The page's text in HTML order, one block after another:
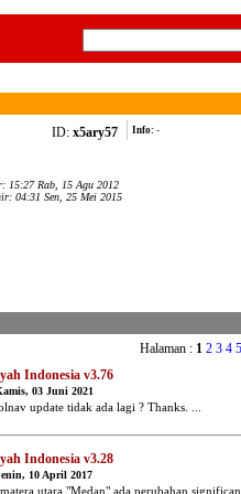
ID: x5ary57
15:27 Rab, 15 Agu 2012
04:31 Sen, 25 Mei 2015
Info: -